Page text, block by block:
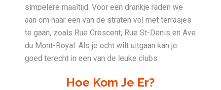
simpelere maaltijd. Voor een drankje raden we
aan om naar een van de straten vol met terrasjes
te gaan, zoals Rue Crescent, Rue St-Denis en Ave
du Mont-Royal. Als je echt wilt uitgaan kan je
goed terecht in een van de leuke clubs.
Hoe Kom Je Er?